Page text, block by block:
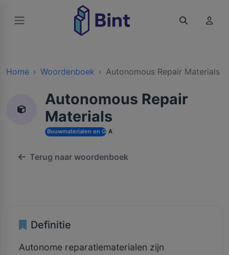
Home Woordenboek Autonomous Repair Materials
Autonomous Repair
Materials
Bouwmaterialen en Grondstoffen
A
Terug naar woordenboek
Definitie
Autonome reparatiematerialen zijn